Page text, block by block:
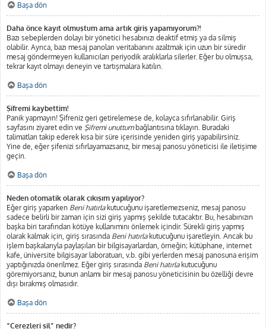
Başa dön
Daha önce kayıt olmuştum ama artık giriş yapamıyorum?!
Bazı sebeplerden dolayı bir yönetici hesabınızı deaktif etmiş ya da silmiş
olabilir. Ayrıca, bazı mesaj panoları veritabanını azaltmak için uzun bir süredir
mesaj göndermeyen kullanıcıları periyodik aralıklarla silerler. Eğer bu olmuşsa,
tekrar kayıt olmayı deneyin ve tartışmalara katılın.
Başa dön
Şifremi kaybettim!
Panik yapmayın! Şifreniz geri getirelemese de, kolayca sıfırlanabilir. Giriş
sayfasını ziyaret edin ve Şifremi unuttumbağlantısına tıklayın. Buradaki
talimatları takip ederek kısa bir süre içerisinde yeniden giriş yapabilirsiniz.
Yine de, eğer şifenizi sıfırlayamazsanız, bir mesaj panosu yöneticisi ile iletişime
geçin.
Başa dön
Neden otomatik olarak çıkışım yapılıyor?
Eğer giriş yaparken Beni hatırlakutucuğunu işaretlemezseniz, mesaj panosu
sadece belirli bir zaman için sizi giriş yapmış şekilde tutacaktır. Bu, hesabınızın
başka biri tarafından kötüye kullanımını önlemek içindir. Sürekli giriş yapmış
olarak kalmak için, giriş sırasında Beni hatırlakutucuğunu işaretleyin. Ancak bu
işlem başkalarıyla paylaşılan bir bilgisayarlardan, örneğin; kütüphane, internet
kafe, üniversite bilgisayar laboratuarı, v.b. gibi yerlerden mesaj panosuna erişim
yaptığınızda önerilmez. Eğer giriş sırasında Beni hatırlakutucuğunu
göremiyorsanız, bunun anlamı bir mesaj panosu yöneticisinin bu özelliği devre
dışı bırakmış olmasıdır.
Başa dön
“Çerezleri sil” nedir?